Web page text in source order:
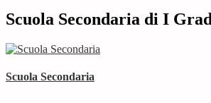
Scuola Secondaria di I
Scuola Secondaria